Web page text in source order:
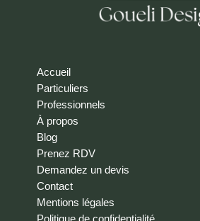
Accueil
Particuliers
Professionnels
À propos
Blog
Prenez RDV
Demandez un devis
Contact
Mentions légales
Politique de confidentialité